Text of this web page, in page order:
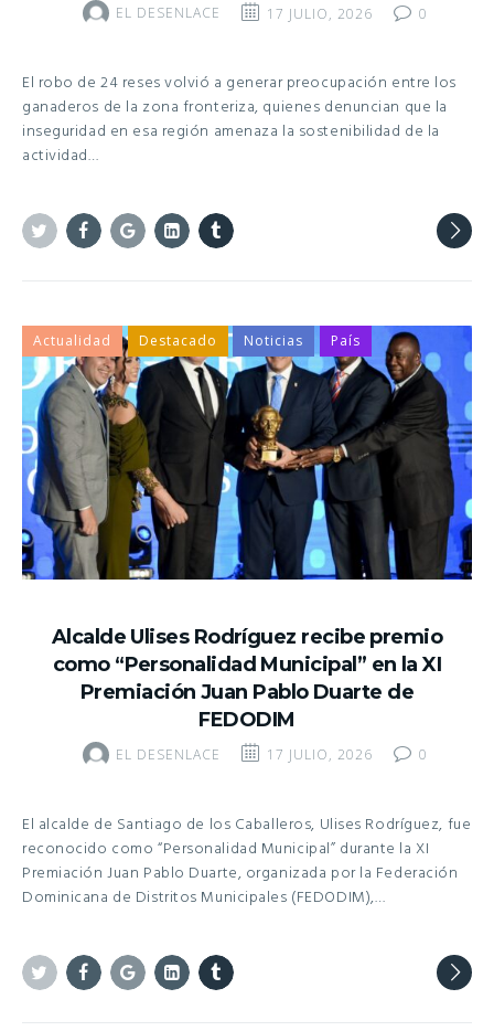
EL DESENLACE 17 JULIO, 2026 0
El robo de 24 reses volvió a generar preocupación entre los
ganaderos de la zona fronteriza, quienes denuncian que la
inseguridad en esa región amenaza la sostenibilidad de la
actividad…
Alcalde Ulises Rodríguez recibe premio
como “Personalidad Municipal” en la XI
Premiación Juan Pablo Duarte de
FEDODIM
EL DESENLACE 17 JULIO, 2026 0
Actualidad Destacado Noticias País
El alcalde de Santiago de los Caballeros, Ulises Rodríguez, fue
reconocido como “Personalidad Municipal” durante la XI
Premiación Juan Pablo Duarte, organizada por la Federación
Dominicana de Distritos Municipales (FEDODIM),…